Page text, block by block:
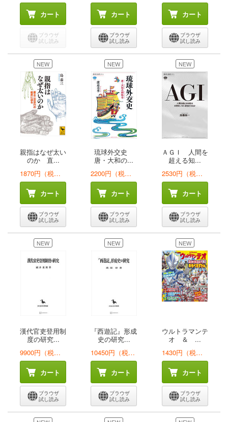
カート
ブラウザ
試し読み
カート
ブラウザ
試し読み
カート
ブラウザ
試し読み
NEW
親指はなぜ太い
のか 直...
1870円（税込）
カート
ブラウザ
試し読み
NEW
琉球外交史
唐・大和の...
2200円（税込）
カート
ブラウザ
試し読み
NEW
ＡＧＩ 人間を
超える知...
2530円（税込）
カート
ブラウザ
試し読み
NEW
漢代官吏登用制
度の研究...
9900円（税込）
カート
ブラウザ
試し読み
NEW
『西遊記』形成
史の研究...
10450円（税込）
カート
ブラウザ
試し読み
NEW
ウルトラマンテ
オ ＆ ...
1430円（税込）
カート
ブラウザ
試し読み